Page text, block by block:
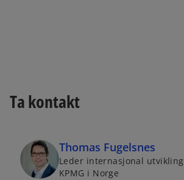
Ta kontakt
Thomas Fugelsnes
Leder internasjonal utvikling
KPMG i Norge